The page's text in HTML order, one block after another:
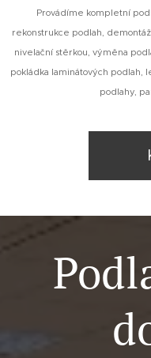
Provádíme kompletní
rekonstrukce podlah,
nivelační stěrkou, výměna
pokládka laminátových podlah,
podlahy,